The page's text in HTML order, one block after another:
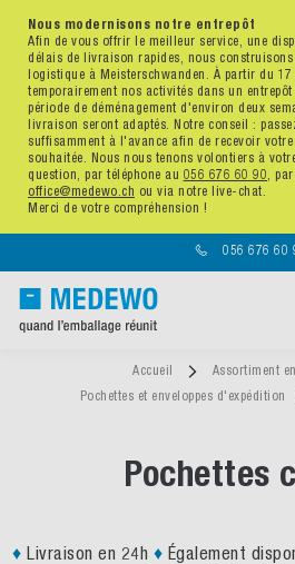
Nous modernisons notre entrepôt
Afin de vous offrir le meilleur service, une
délais de livraison rapides, nous
logistique à Meisterschwanden. À partir du
temporairement nos activités dans un
période de déménagement d'environ deux
livraison seront adaptés. Notre conseil :
suffisamment à l'avance afin de recevoir
souhaitée. Nous nous tenons volontiers à
question, par téléphone au 056 676 60 90,
office@medewo.ch ou via notre live-chat.
Merci de votre compréhension !
056 676 60
Accueil
Assortiment
Pochettes et enveloppes d'expédition
Pochettes
♦ Livraison en 24h ♦ Également